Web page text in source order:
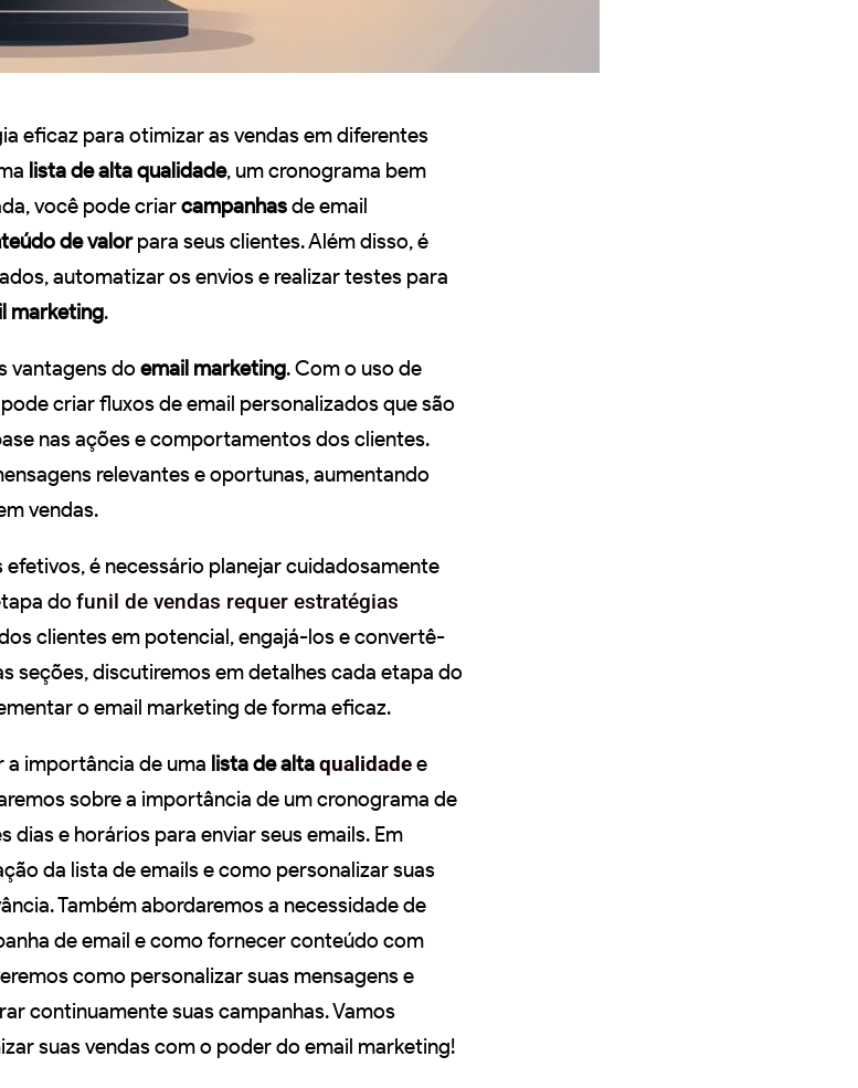
eficaz para otimizar as vendas em diferentes
lista de alta qualidade, um cronograma bem
você pode criarcampanhasde email
de valorpara seus clientes. Além disso, é
automatizar os envios e realizar testes para
marketing.
vantagens do email marketing. Com o uso de
criar fluxos de email personalizados que são
nas ações e comportamentos dos clientes.
relevantes e oportunas, aumentando
vendas.
é necessário planejar cuidadosamente
do funil de vendas requer estratégias
clientes em potencial, engajá-los e convertê-
seções, discutiremos em detalhes cada etapa do
o email marketing de forma eficaz.
a importância de uma lista de altaqualidadee
sobre a importância de um cronograma de
dias e horários para enviar seus emails. Em
da lista de emails e como personalizar suas
Também abordaremos a necessidade de
de email e como fornecer conteúdo com
como personalizar suas mensagens e
continuamente suas campanhas. Vamos
suas vendas com o poder do email marketing!